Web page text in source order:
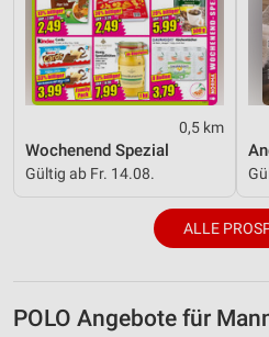
0,5 km
Wochenend Spezial
Gültig ab Fr. 14.08.
ALLE
POLO Angebote für